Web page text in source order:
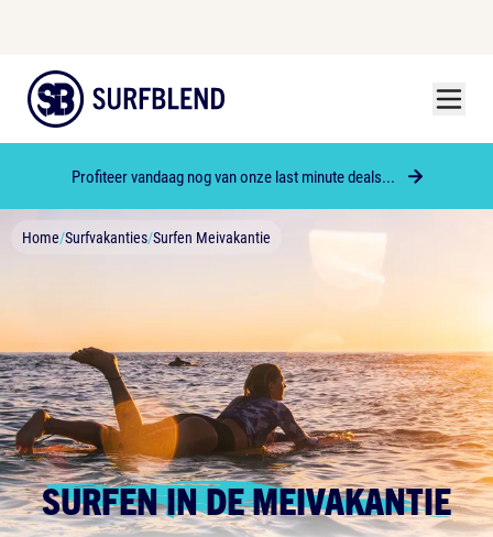
Surfblend
Menu
Profiteer vandaag nog van onze last minute deals...
Home/Surfvakanties/Surfen Meivakantie
SURFEN IN DE MEIVAKANTIE